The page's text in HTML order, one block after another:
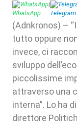
WhatsApp|
(Adnkronos) –
tutto oppure
invece, ci
sviluppo
piccolissime
attraverso una
interna”. Lo ha
direttore